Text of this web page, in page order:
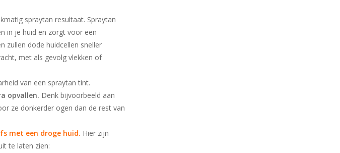
spraytan resultaat. Spraytan
in je huid en zorgt voor een
zullen dode huidcellen sneller
met als gevolg vlekken of
van een spraytan tint.
opvallen. Denk bijvoorbeeld aan
ze donkerder ogen dan de rest van
met een droge huid. Hier zijn
te laten zien: